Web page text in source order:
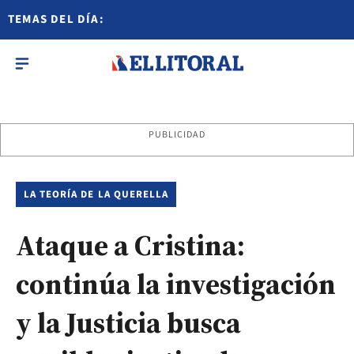
TEMAS DEL DÍA:
PUBLICIDAD
LA TEORÍA DE LA QUERELLA
Ataque a Cristina:
continúa la investigación
y la Justicia busca